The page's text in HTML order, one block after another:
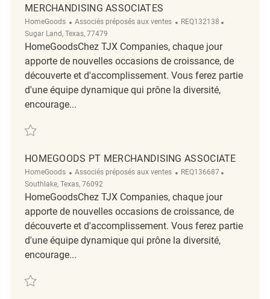
MERCHANDISING ASSOCIATES
HomeGoods Catégorie
Associés préposés aux ventes ReqId
REQ132138
Sugar Land, Texas, 77479
HomeGoodsChez TJX Companies, chaque jour
apporte de nouvelles occasions de croissance, de
découverte et d'accomplissement. Vous ferez partie
d'une équipe dynamique qui prône la diversité,
encourage...
Sauvegarder Merchandising associates REQ132138
HOMEGOODS PT MERCHANDISING ASSOCIATE
HomeGoods Catégorie
Associés préposés aux ventes ReqId
REQ136687
Southlake, Texas, 76092
HomeGoodsChez TJX Companies, chaque jour
apporte de nouvelles occasions de croissance, de
découverte et d'accomplissement. Vous ferez partie
d'une équipe dynamique qui prône la diversité,
encourage...
Sauvegarder HomeGoods PT Merchandising Associate REQ136687